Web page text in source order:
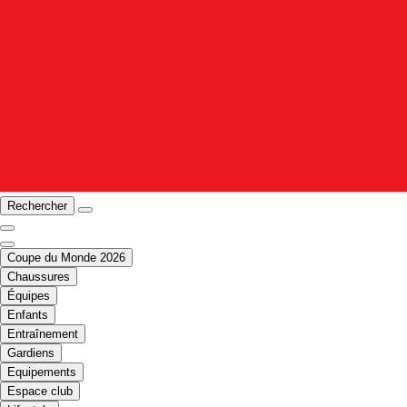
Rechercher
Coupe du Monde 2026
Chaussures
Équipes
Enfants
Entraînement
Gardiens
Equipements
Espace club